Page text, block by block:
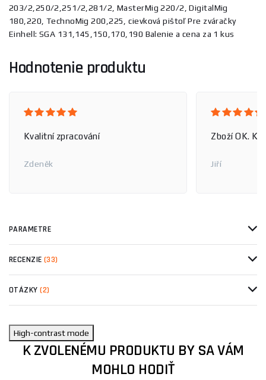
203/2,250/2,251/2,281/2, MasterMig 220/2, DigitalMig
180,220, TechnoMig 200,225, cievková pištoľ Pre zváračky
Einhell: SGA 131,145,150,170,190 Balenie a cena za 1 kus
Hodnotenie produktu
Kvalitní zpracování
Zdeněk
Zboží OK.
Jiří
PARAMETRE
RECENZIE (33)
OTÁZKY(2)
High-contrast mode
K ZVOLENÉMU PRODUKTU BY SA VÁM
MOHLO HODIŤ